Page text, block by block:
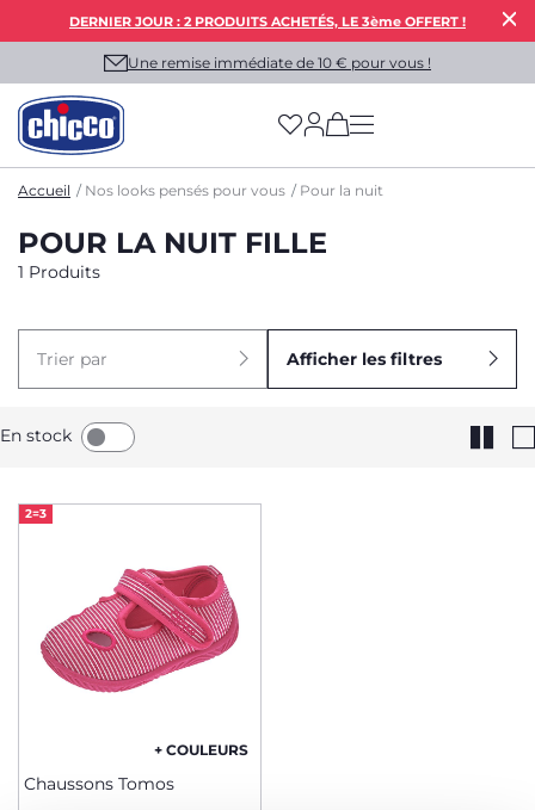
DERNIER JOUR : 2 PRODUITS ACHETÉS, LE 3ème OFFERT !
Une remise immédiate de 10 € pour vous !
(has more options
Accueil Nos looks pensés pour vous Pour la nuit
POUR LA NUIT FILLE
1 Produits
Trier par Afficher les filtres
En stock
2=3
+ COULEURS
Chaussons Tomos